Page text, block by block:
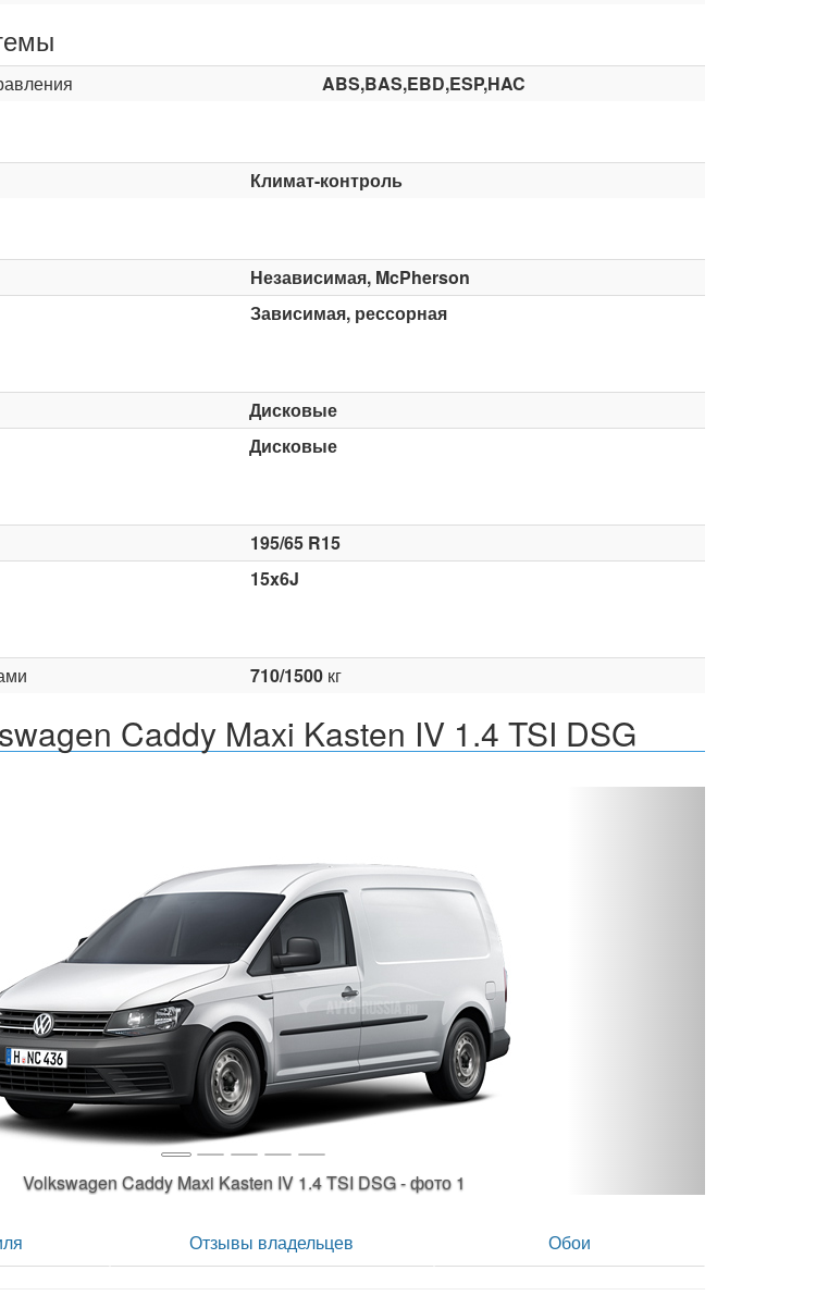
ABS,BAS,EBD,ESP,HAC
Климат-контроль
Независимая, McPherson
Зависимая, рессорная
Дисковые
Дисковые
195/65 R15
15x6J
710/1500кг
Caddy Maxi Kasten IV 1.4 TSI DSG
Volkswagen Caddy Maxi Kasten IV 1.4 TSI DSG - фото 2
Отзывы владельцев Обои